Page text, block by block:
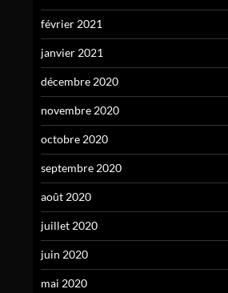
février 2021
janvier 2021
décembre 2020
novembre 2020
octobre 2020
septembre 2020
août 2020
juillet 2020
juin 2020
mai 2020